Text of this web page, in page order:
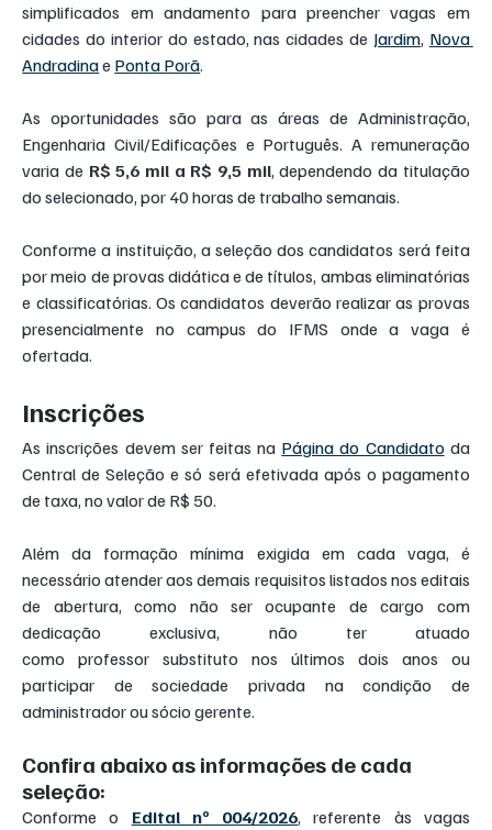
simplificados em andamento para preencher vagas em
cidades do interior do estado, nas cidades de Jardim, Nova
Andradina e Ponta Porã.
As oportunidades são para as áreas de Administração,
Engenharia Civil/Edificações e Português. A remuneração
varia de R$ 5,6 mil a R$ 9,5 mil, dependendo da titulação
do selecionado, por 40 horas de trabalho semanais.
Conforme a instituição, a seleção dos candidatos será feita
por meio de provas didática e de títulos, ambas eliminatórias
e classificatórias. Os candidatos deverão realizar as provas
presencialmente no campus do IFMS onde a vaga é
ofertada.
Inscrições
As inscrições devem ser feitas na Página do Candidato da
Central de Seleção e só será efetivada após o pagamento
de taxa, no valor de R$ 50.
Além da formação mínima exigida em cada vaga, é
necessário atender aos demais requisitos listados nos editais
de abertura, como não ser ocupante de cargo com
dedicação exclusiva, não ter atuado
como professor substituto nos últimos dois anos ou
participar de sociedade privada na condição de
administrador ou sócio gerente.
Confira abaixo as informações de cada
seleção:
Conforme o Edital nº 004/2026, referente às vagas